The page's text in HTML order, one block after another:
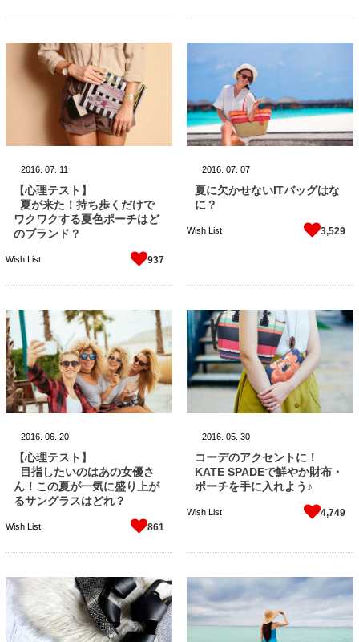
2016. 07. 11
【心理テスト】
夏が来た！持ち歩くだけで
ワクワクする夏色ポーチはど
のブランド？
937
Wish List
2016. 07. 07
夏に欠かせないITバッグはな
に？
3,529
Wish List
2016. 06. 20
【心理テスト】
目指したいのはあの女優さ
ん！この夏が一気に盛り上が
るサングラスはどれ？
861
Wish List
2016. 05. 30
コーデのアクセントに！
KATE SPADEで鮮やか財布・
ポーチを手に入れよう♪
4,749
Wish List